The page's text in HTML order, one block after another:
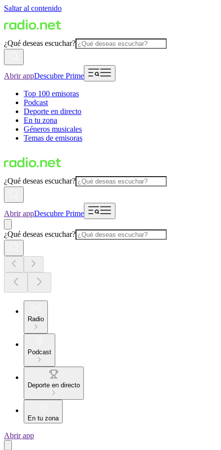
Saltar al contenido
¿Qué deseas escuchar?
Abrir appDescubre Prime
Top 100 emisoras
Podcast
Deporte en directo
En tu zona
Géneros musicales
Temas de emisoras
¿Qué deseas escuchar?
Abrir appDescubre Prime
¿Qué deseas escuchar?
Radio
Podcast
Deporte en directo
En tu zona
Abrir app